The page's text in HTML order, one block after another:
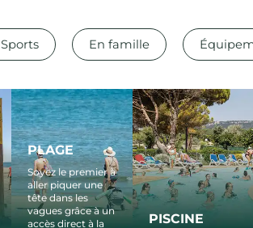
Sports En famille
PLAGE
Soyez le premier à
aller piquer une
tête dans les
vagues grâce à un
accès direct à la
PISCINE